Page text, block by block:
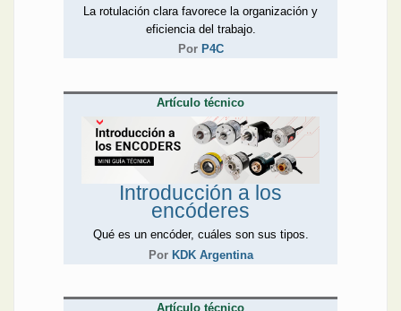
La rotulación clara favorece la organización y
eficiencia del trabajo.
Por P4C
Artículo técnico
Introducción a los
encóderes
Qué es un encóder, cuáles son sus tipos.
Por KDK Argentina
Artículo técnico